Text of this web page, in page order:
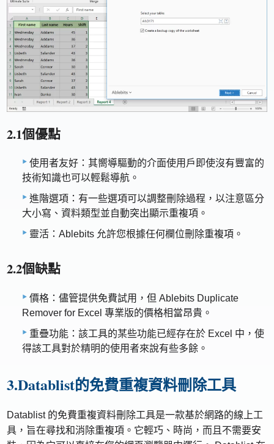
2.1個優點
使用者友好：其嚮導驅動的介面使用戶即使沒有豐富的
技術知識也可以輕鬆導航。
進階選項：有一些選項可以調整刪除過程，以注意區分
大小寫、資料類型並自動突出顯示重複項。
靈活：Ablebits 允許您根據任何欄位刪除重複項。
2.2個缺點
價格：儘管提供免費試用，但 Ablebits Duplicate
Remover for Excel 專業版的價格相當昂貴。
重疊功能：該工具的某些功能已經存在於 Excel 中，使
得該工具對於精明的使用者來說有些多餘。
3.Datablist的免費重複資料刪除工具
Datablist 的免費重複資料刪除工具是一款基於網路的線上工
具，旨在尋找和消除重複項。它輕巧、時尚，而且不需要安